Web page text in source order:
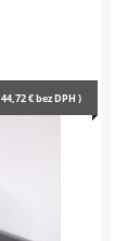
44,72€bez DPH )